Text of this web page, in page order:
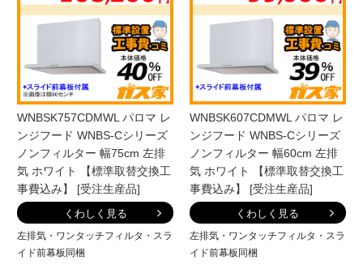
WNBSK757CDMWL パロマ レ
ンジフード WNBS-Cシリーズ
ノンフィルター 幅75cm 左排
気 ホワイト 【標準取替交換工
事費込み】 [受注生産品]
くわしく見る
左排気・ワンタッチフィルタ・スラ
イド前幕板同梱
WNBSK607CDMWL パロマ レ
ンジフード WNBS-Cシリーズ
ノンフィルター 幅60cm 左排
気 ホワイト 【標準取替交換工
事費込み】 [受注生産品]
くわしく見る
左排気・ワンタッチフィルタ・スラ
イド前幕板同梱